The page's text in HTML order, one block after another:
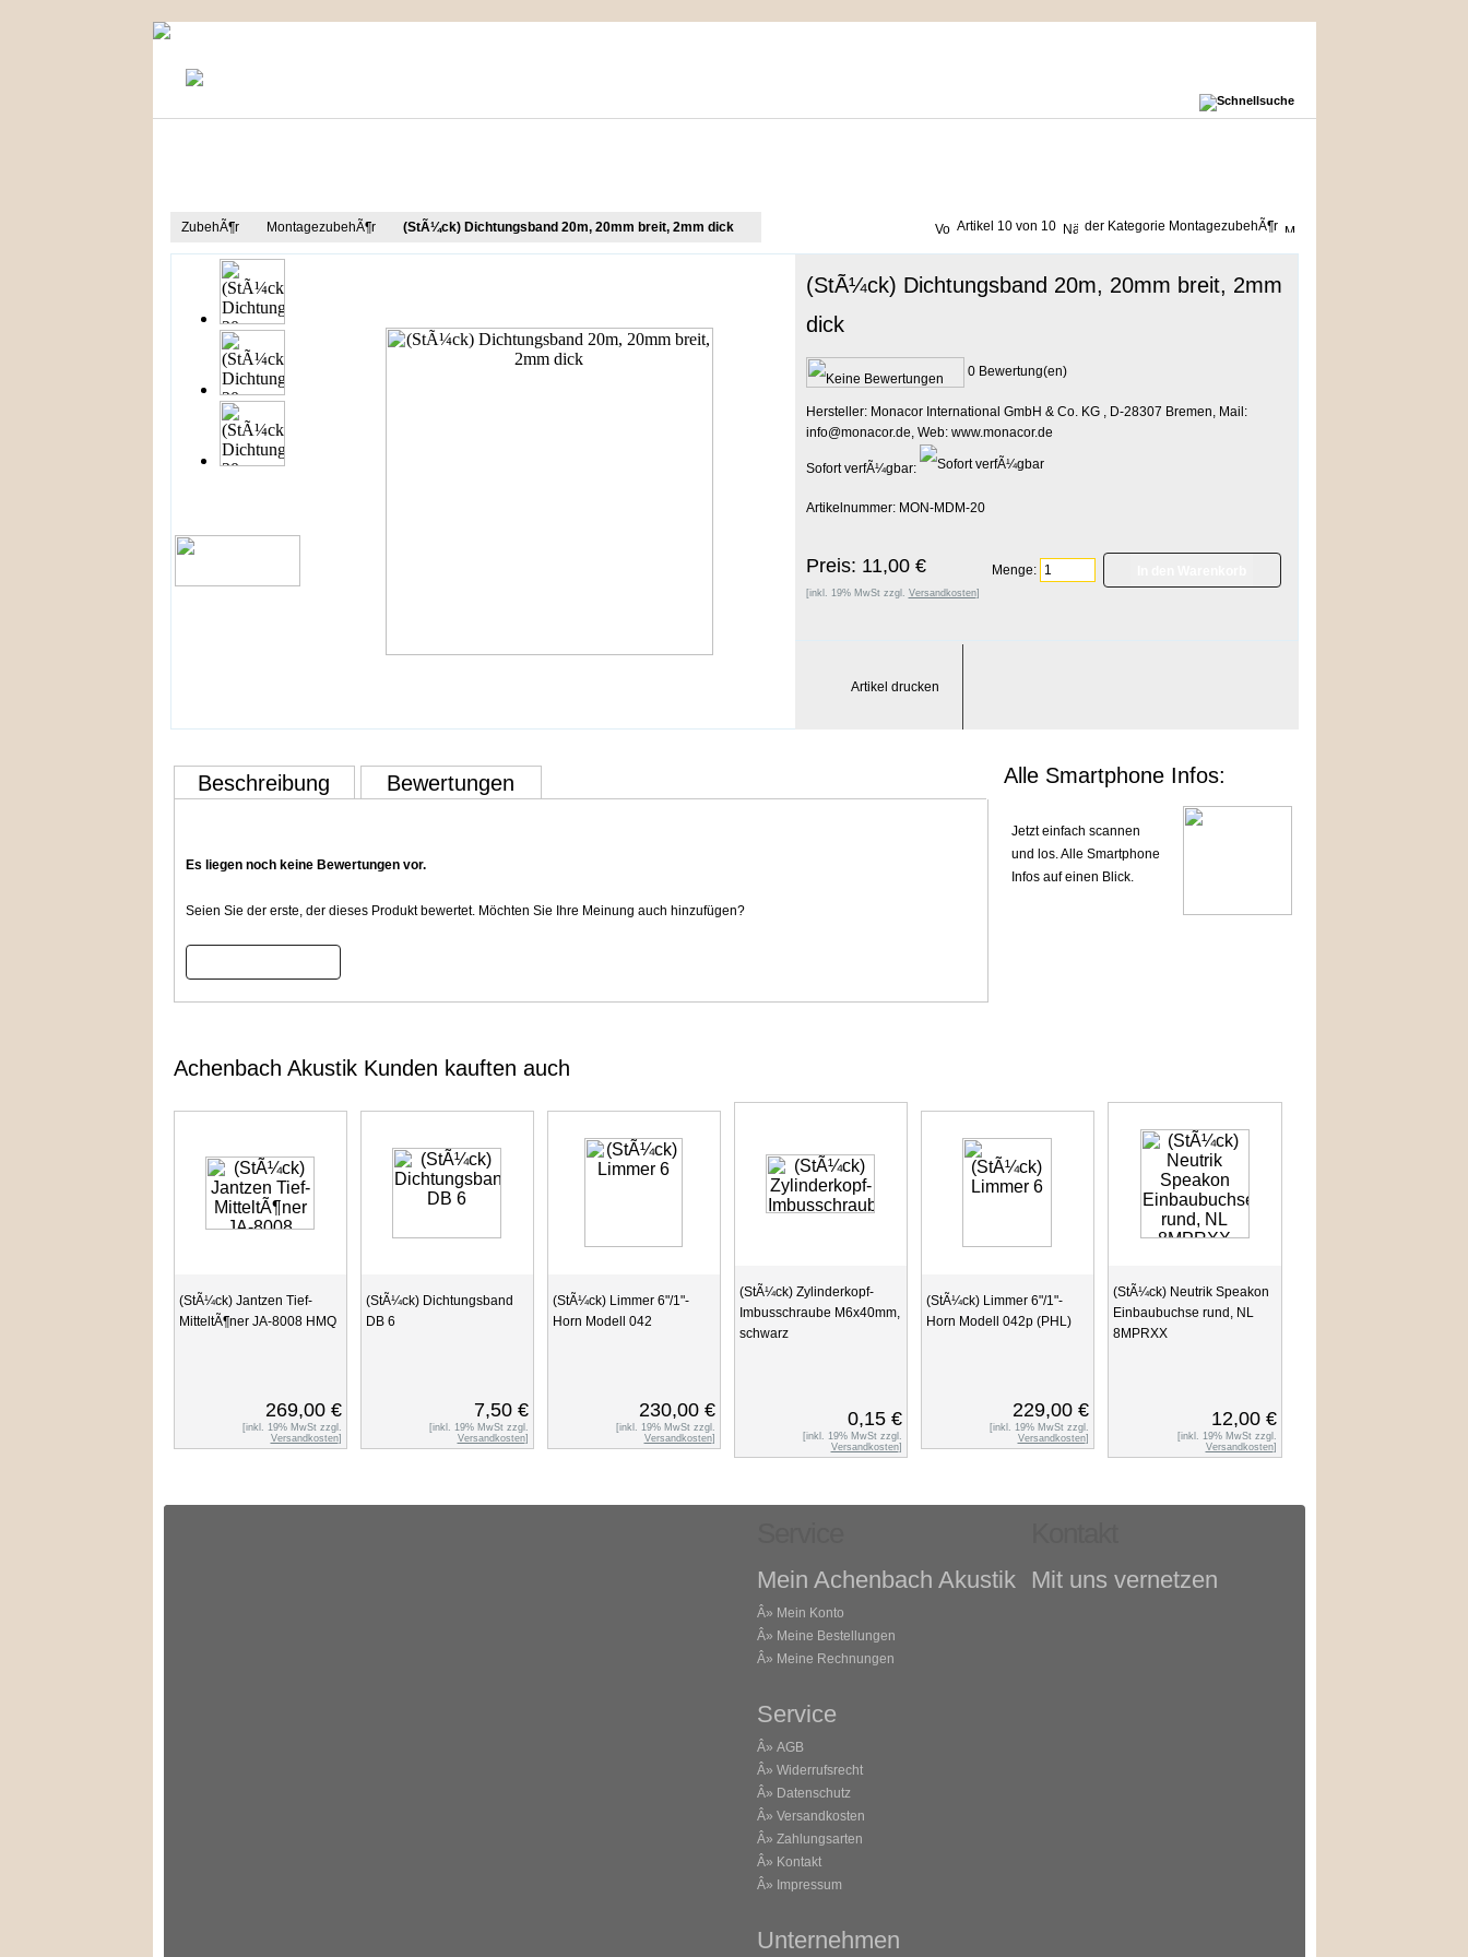
ZubehÃ¶r MontagezubehÃ¶r (StÃ¼ck) Dichtungsband 20m, 20mm breit, 2mm dick Artikel 10 von 10 der Kategorie MontagezubehÃ¶r
(StÃ¼ck) Dichtungsband 20m, 20mm breit, 2mm
dick
0 Bewertung(en)
Hersteller: Monacor International GmbH & Co. KG , D-28307 Bremen, Mail:
info@monacor.de, Web: www.monacor.de
Sofort verfÃ¼gbar:
Artikelnummer: MON-MDM-20
Preis: 11,00 €
[inkl. 19% MwSt zzgl. Versandkosten]
Menge:
Artikel drucken
Beschreibung Bewertungen
Es liegen noch keine Bewertungen vor.
Seien Sie der erste, der dieses Produkt bewertet. Möchten Sie Ihre Meinung auch hinzufügen?
Alle Smartphone Infos:
Jetzt einfach scannen
und los. Alle Smartphone
Infos auf einen Blick.
Achenbach Akustik Kunden kauften auch
(StÃ¼ck) Jantzen Tief-
MitteltÃ¶ner JA-8008 HMQ
269,00 €
[inkl. 19% MwSt zzgl.
Versandkosten]
(StÃ¼ck) Dichtungsband
DB 6
7,50 €
[inkl. 19% MwSt zzgl.
Versandkosten]
(StÃ¼ck) Limmer 6"/1"-
Horn Modell 042
230,00 €
[inkl. 19% MwSt zzgl.
Versandkosten]
(StÃ¼ck) Zylinderkopf-
Imbusschraube M6x40mm,
schwarz
0,15 €
[inkl. 19% MwSt zzgl.
Versandkosten]
(StÃ¼ck) Limmer 6"/1"-
Horn Modell 042p (PHL)
229,00 €
[inkl. 19% MwSt zzgl.
Versandkosten]
(StÃ¼ck) Neutrik Speakon
Einbaubuchse rund, NL
8MPRXX
12,00 €
[inkl. 19% MwSt zzgl.
Versandkosten]
Mein Achenbach Akustik
Â» Mein Konto
Â» Meine Bestellungen
Â» Meine Rechnungen
Service
Â» AGB
Â» Widerrufsrecht
Â» Datenschutz
Â» Versandkosten
Â» Zahlungsarten
Â» Kontakt
Â» Impressum
Unternehmen
Mit uns vernetzen